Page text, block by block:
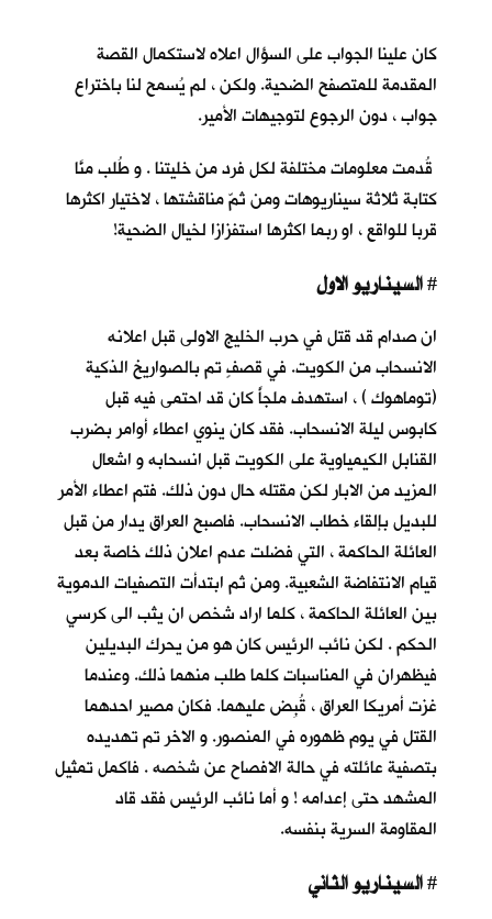
كان علينا الجواب على السؤال اعلاه لاستكمال القصة
المقدمة للمتصفح الضحية. ولكن ، لم يُسمح لنا باختراع
جواب ، دون الرجوع لتوجيهات الأمير.
قُدمت معلومات مختلفة لكل فرد من خليتنا . و طُلب منَّا
كتابة ثلاثة سيناريوهات ومن ثمّ مناقشتها ، لاختيار اكثرها
قربا للواقع ، او ربما اكثرها استفزازا لخيال الضحية!
#
ان صدام قد قتل في حرب الخليج الاولى قبل اعلانه
الانسحاب من الكويت. في قصفٍ تم بالصواريخ الذكية
(توماهوك ) ، استهدف ملجأً كان قد احتمى فيه قبل
كابوس ليلة الانسحاب. فقد كان ينوي اعطاء أوامر بضرب
القنابل الكيمياوية على الكويت قبل انسحابه و اشعال
المزيد من الابار لكن مقتله حال دون ذلك. فتم اعطاء الأمر
للبديل بإلقاء خطاب الانسحاب. فاصبح العراق يدار من قبل
العائلة الحاكمة ، التي فضلت عدم اعلان ذلك خاصة بعد
قيام الانتفاضة الشعبية. ومن ثم ابتدأت التصفيات الدموية
بين العائلة الحاكمة ، كلما اراد شخص ان يثب الى كرسي
الحكم . لكن نائب الرئيس كان هو من يحرك البديلين
فيظهران في المناسبات كلما طلب منهما ذلك. وعندما
غزت أمريكا العراق ، قُبِض عليهما. فكان مصير احدهما
القتل في يوم ظهوره في المنصور. و الاخر تم تهديده
بتصفية عائلته في حالة الافصاح عن شخصه . فاكمل تمثيل
المشهد حتى إعدامه ! و أما نائب الرئيس فقد قاد
المقاومة السرية بنفسه.
#